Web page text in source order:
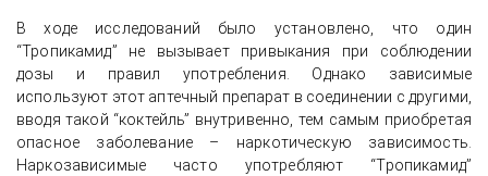
В ходе исследований было установлено, что один
“Тропикамид” не вызывает привыкания при соблюдении
дозы и правил употребления. Однако зависимые
используют этот аптечный препарат в соединении с другими,
вводя такой “коктейль” внутривенно, тем самым приобретая
опасное заболевание – наркотическую зависимость.
Наркозависимые часто употребляют “Тропикамид”